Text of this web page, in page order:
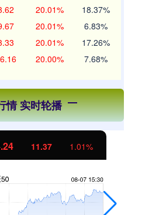
20.01% 18.37%
20.01% 6.83%
20.01% 17.26%
20.00% 7.68%
情 实时轮播
11.37 1.01%